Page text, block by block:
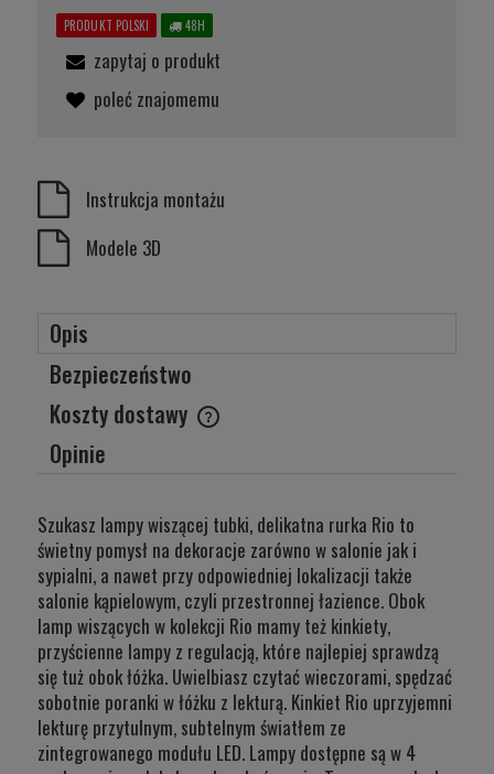
PRODUKT POLSKI 48H
zapytaj o produkt
poleć znajomemu
Instrukcja montażu
Modele 3D
Opis
Bezpieczeństwo
Koszty dostawy
Cena nie zawiera ewentualnych kosztów płatności
Opinie
Szukasz lampy wiszącej tubki, delikatna rurka Rio to
świetny pomysł na dekoracje zarówno w salonie jak i
sypialni, a nawet przy odpowiedniej lokalizacji także
salonie kąpielowym, czyli przestronnej łazience. Obok
lamp wiszących w kolekcji Rio mamy też kinkiety,
przyścienne lampy z regulacją, które najlepiej sprawdzą
się tuż obok łóżka. Uwielbiasz czytać wieczorami, spędzać
sobotnie poranki w łóżku z lekturą. Kinkiet Rio uprzyjemni
lekturę przytulnym, subtelnym światłem ze
zintegrowanego modułu LED. Lampy dostępne są w 4